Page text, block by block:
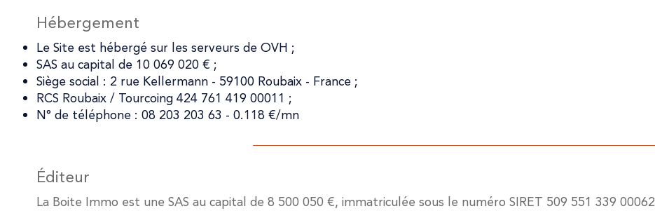
Hébergement
Le Site est hébergé sur les serveurs de OVH ;
SAS au capital de 10 069 020 € ;
Siège social : 2 rue Kellermann - 59100 Roubaix - France ;
RCS Roubaix / Tourcoing 424 761 419 00011 ;
N° de téléphone : 08 203 203 63 - 0.118 €/mn
Éditeur
La Boite Immo est une SAS au capital de 8 500 050 €, immatriculée sous le numéro SIRET 509 551 339 00062